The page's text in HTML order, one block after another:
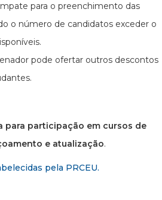
para o preenchimento das
o número de candidatos exceder o
pode ofertar outros descontos
para participação em cursos de
e atualização.
pela PRCEU.